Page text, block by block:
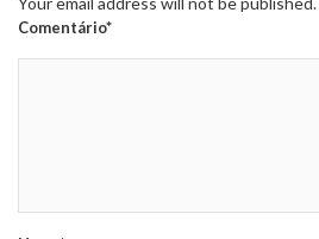
Comentário*